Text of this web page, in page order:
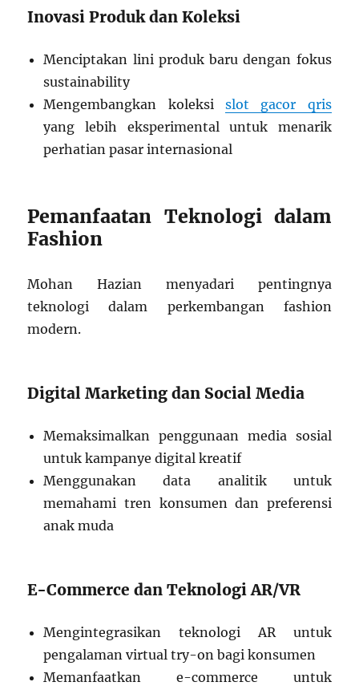
Inovasi Produk dan Koleksi
Menciptakan lini produk baru dengan fokus
sustainability
Mengembangkan koleksi slot gacor qris
yang lebih eksperimental untuk menarik
perhatian pasar internasional
Pemanfaatan Teknologi dalam
Fashion
Mohan Hazian menyadari pentingnya
teknologi dalam perkembangan fashion
modern.
Digital Marketing dan Social Media
Memaksimalkan penggunaan media sosial
untuk kampanye digital kreatif
Menggunakan data analitik untuk
memahami tren konsumen dan preferensi
anak muda
E-Commerce dan Teknologi AR/VR
Mengintegrasikan teknologi AR untuk
pengalaman virtual try-on bagi konsumen
Memanfaatkan e-commerce untuk